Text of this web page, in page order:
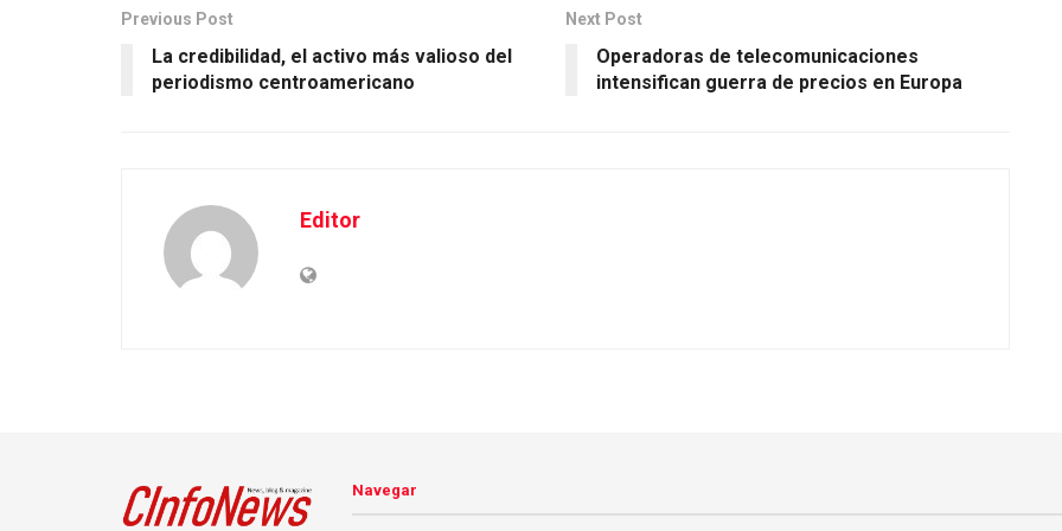
Previous Post
La credibilidad, el activo más valioso del
periodismo centroamericano
Next Post
Operadoras de telecomunicaciones
intensifican guerra de precios en Europa
Editor
Navegar